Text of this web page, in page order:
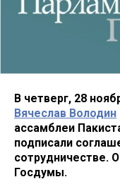
В четверг, 28
Вячеслав Володин
ассамблеи
подписали
сотрудничестве.
Госдумы.